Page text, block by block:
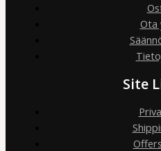
Ota
Site